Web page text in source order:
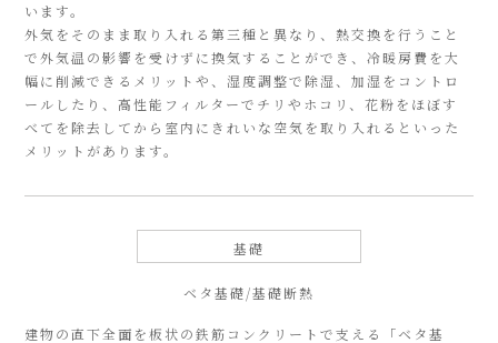
います。
外気をそのまま取り入れる第三種と異なり、熱交換を行うこと
で外気温の影響を受けずに換気することができ、冷暖房費を大
幅に削減できるメリットや、湿度調整で除湿、加湿をコントロ
ールしたり、高性能フィルターでチリやホコリ、花粉をほぼす
べてを除去してから室内にきれいな空気を取り入れるといった
メリットがあります。
基礎
ベタ基礎/基礎断熱
建物の直下全面を板状の鉄筋コンクリートで支える「ベタ基